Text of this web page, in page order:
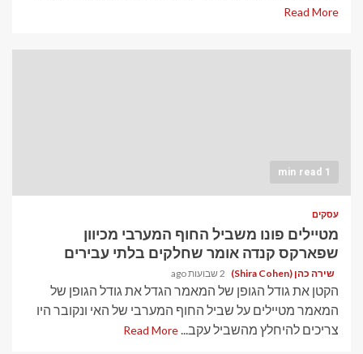
Read More
1 min read
עסקים
מטיילים פונו משביל החוף המערבי מכיוון
שפארקס קנדה אומר שחלקים בלתי עבירים
שירה כהן (Shira Cohen) 2 שבועות ago
הקטן את גודל הגופן של המאמר הגדל את גודל הגופן של
המאמר מטיילים על שביל החוף המערבי של האי ונקובר היו
צריכים להיחלץ מהשביל עקב... Read More